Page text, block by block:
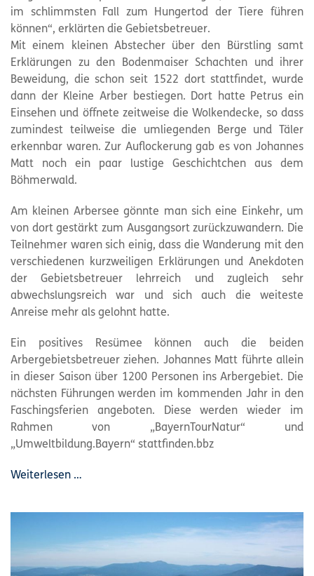
im schlimmsten Fall zum Hungertod der Tiere führen
können“, erklärten die Gebietsbetreuer.
Mit einem kleinen Abstecher über den Bürstling samt
Erklärungen zu den Bodenmaiser Schachten und ihrer
Beweidung, die schon seit 1522 dort stattfindet, wurde
dann der Kleine Arber bestiegen. Dort hatte Petrus ein
Einsehen und öffnete zeitweise die Wolkendecke, so dass
zumindest teilweise die umliegenden Berge und Täler
erkennbar waren. Zur Auflockerung gab es von Johannes
Matt noch ein paar lustige Geschichtchen aus dem
Böhmerwald.
Am kleinen Arbersee gönnte man sich eine Einkehr, um
von dort gestärkt zum Ausgangsort zurückzuwandern. Die
Teilnehmer waren sich einig, dass die Wanderung mit den
verschiedenen kurzweiligen Erklärungen und Anekdoten
der Gebietsbetreuer lehrreich und zugleich sehr
abwechslungsreich war und sich auch die weiteste
Anreise mehr als gelohnt hatte.
Ein positives Resümee können auch die beiden
Arbergebietsbetreuer ziehen. Johannes Matt führte allein
in dieser Saison über 1200 Personen ins Arbergebiet. Die
nächsten Führungen werden im kommenden Jahr in den
Faschingsferien angeboten. Diese werden wieder im
Rahmen von „BayernTourNatur“ und
„Umweltbildung.Bayern“ stattfinden.bbz
Weiterlesen …